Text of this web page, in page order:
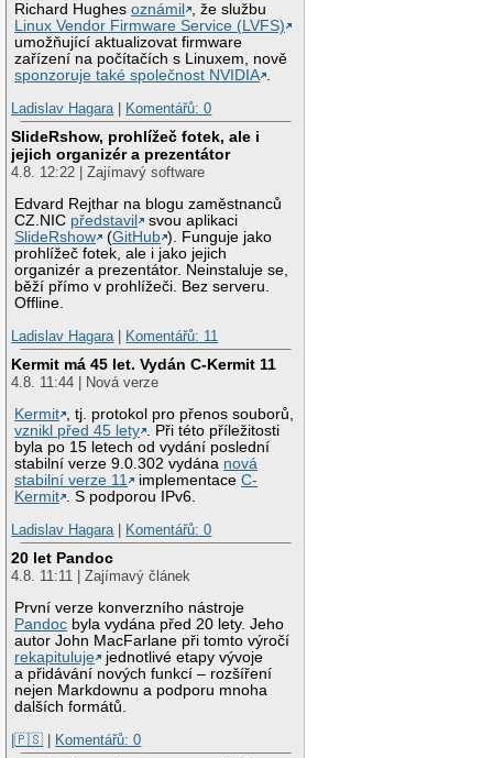
Richard Hughesoznámil
, že službu
Linux Vendor Firmware Service (LVFS)
umožňující aktualizovat firmware
zařízení na počítačích s Linuxem, nově
sponzoruje také společnost NVIDIA .
Ladislav Hagara | Komentářů: 0
SlideRshow, prohlížeč fotek, ale i
jejich organizér a prezentátor
4.8. 12:22 | Zajímavý software
Edvard Rejthar na blogu zaměstnanců
CZ.NIC představil
svou aplikaci
SlideRshow
(GitHub ). Funguje jako
prohlížeč fotek, ale i jako jejich
organizér a prezentátor. Neinstaluje se,
běží přímo v prohlížeči. Bez serveru.
Offline.
Ladislav Hagara | Komentářů: 11
Kermit má 45 let. Vydán C-Kermit 11
4.8. 11:44 | Nová verze
Kermit , tj. protokol pro přenos souborů,
vznikl před 45 lety . Při této příležitosti
byla po 15 letech od vydání poslední
stabilní verze 9.0.302 vydána nová
stabilní verze 11
implementaceC-
Kermit . S podporou IPv6.
Ladislav Hagara | Komentářů: 0
20 let Pandoc
4.8. 11:11 | Zajímavý článek
První verze konverzního nástroje
Pandoc byla vydána před 20 lety. Jeho
autor John MacFarlane při tomto výročí
rekapituluje
jednotlivé etapy vývoje
a přidávání nových funkcí – rozšíření
nejen Markdownu a podporu mnoha
dalších formátů.
|🇵🇸 | Komentářů: 0